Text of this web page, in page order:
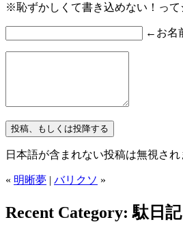
※恥ずかしくて書き込めない！って
←お名
日本語が含まれない投稿は無視さ
« 明晰夢 | バリクソ »
Recent Category: 駄日記